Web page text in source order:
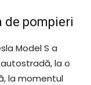
de pompieri
Model S a
la o
la momentul